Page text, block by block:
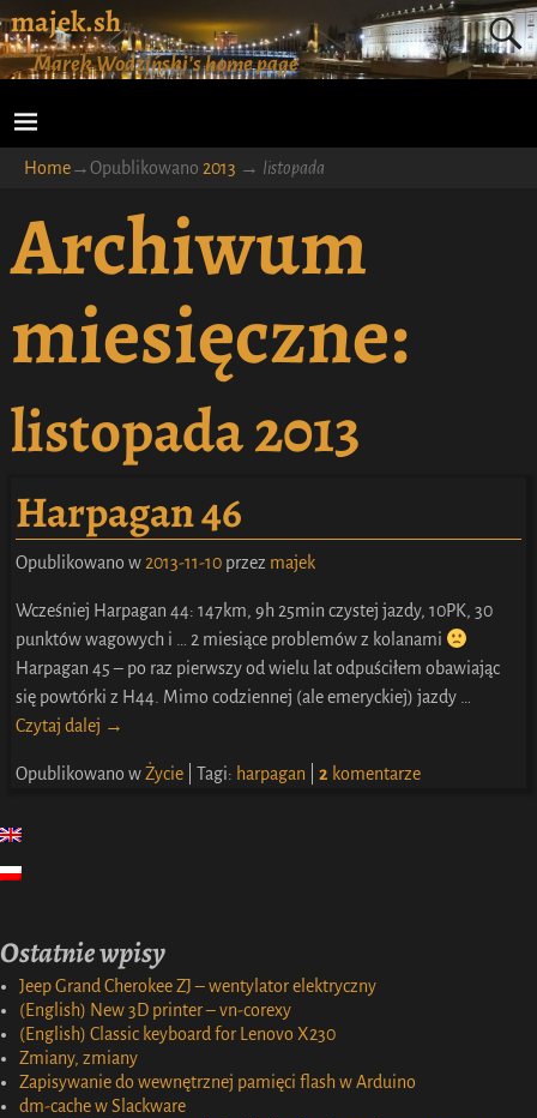
majek.sh
Marek Wodziński's home page
Home→Opublikowano 2013 → listopada
Archiwum
miesięczne:
listopada 2013
Harpagan 46
Opublikowano w2013-11-10 przez majek
Wcześniej Harpagan 44: 147km, 9h 25min czystej jazdy, 10PK, 30
punktów wagowych i … 2 miesiące problemów z kolanami
Harpagan 45 – po raz pierwszy od wielu lat odpuściłem obawiając
się powtórki z H44. Mimo codziennej (ale emeryckiej) jazdy …
Czytaj dalej →
Opublikowano w Życie |Tagi: harpagan |2 komentarze
Ostatnie wpisy
Jeep Grand Cherokee ZJ – wentylator elektryczny
(English) New 3D printer – vn-corexy
(English) Classic keyboard for Lenovo X230
Zmiany, zmiany
Zapisywanie do wewnętrznej pamięci flash w Arduino
dm-cache w Slackware